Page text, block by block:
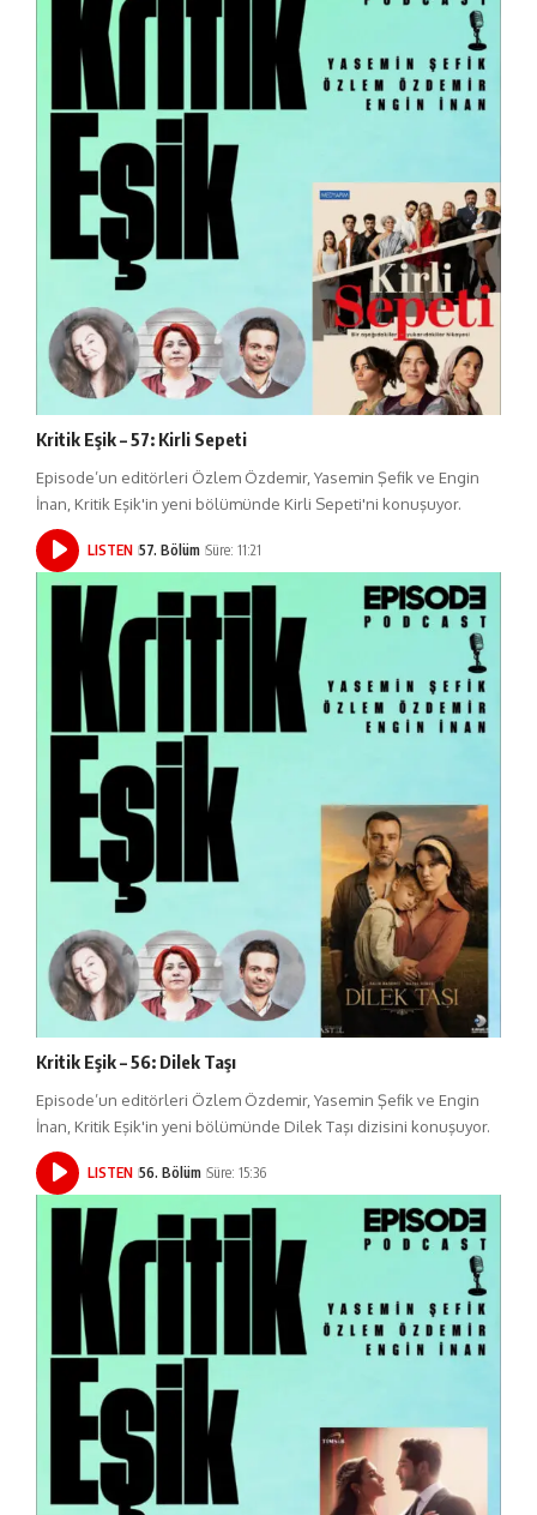
Kritik Eşik – 57: Kirli Sepeti
Episode’un editörleri Özlem Özdemir, Yasemin Şefik ve Engin
İnan, Kritik Eşik'in yeni bölümünde Kirli Sepeti'ni konuşuyor.
LISTEN 57. Bölüm Süre: 11:21
Kritik Eşik – 56: Dilek Taşı
Episode’un editörleri Özlem Özdemir, Yasemin Şefik ve Engin
İnan, Kritik Eşik'in yeni bölümünde Dilek Taşı dizisini konuşuyor.
LISTEN 56. Bölüm Süre: 15:36